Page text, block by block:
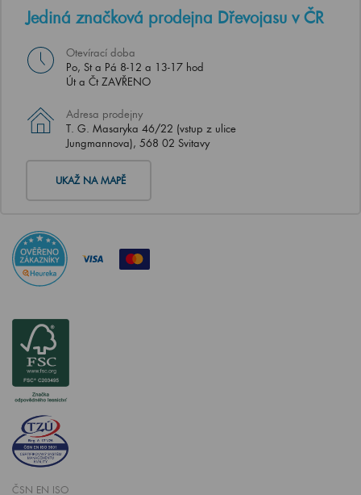
Jediná značková prodejna Dřevojasu v ČR
Otevírací doba
Po, St a Pá 8-12 a 13-17 hod
Út a Čt ZAVŘENO
Adresa prodejny
T. G. Masaryka 46/22 (vstup z ulice
Jungmannova), 568 02 Svitavy
UKAŽ NA MAPĚ
ČSN EN ISO